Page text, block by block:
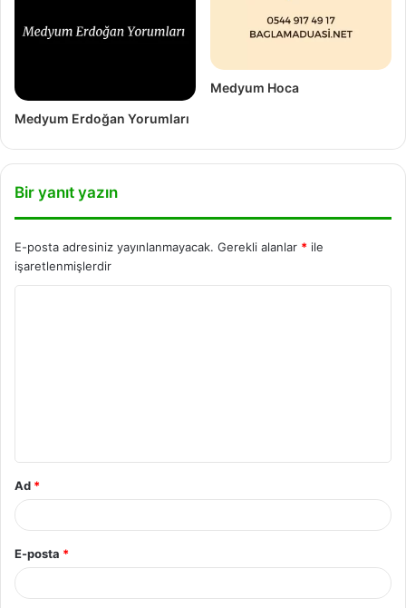
Medyum Erdoğan Yorumları
Medyum Hoca
Bir yanıt yazın
E-posta adresiniz yayınlanmayacak. Gerekli alanlar * ile
işaretlenmişlerdir
Ad *
E-posta *